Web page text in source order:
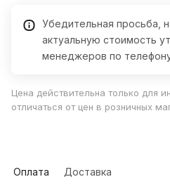
Убедительная просьба,
актуальную стоимость
менеджеров по
Цена действительна только для
отличаться от цен в розничных
Оплата Доставка